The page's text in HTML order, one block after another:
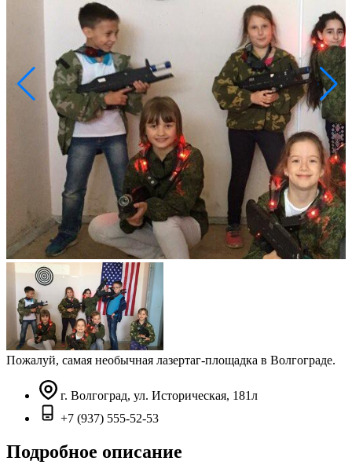
Пожалуй, самая необычная лазертаг-площадка в Волгограде.
г. Волгоград, ул. Историческая, 181л
+7 (937) 555-52-53
Подробное описание